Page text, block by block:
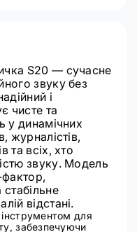
S20 — сучасне
звуку без
і
чисте та
у динамічних
журналістів,
та всіх, хто
звуку. Модель
відстані.
для
забезпечуючи